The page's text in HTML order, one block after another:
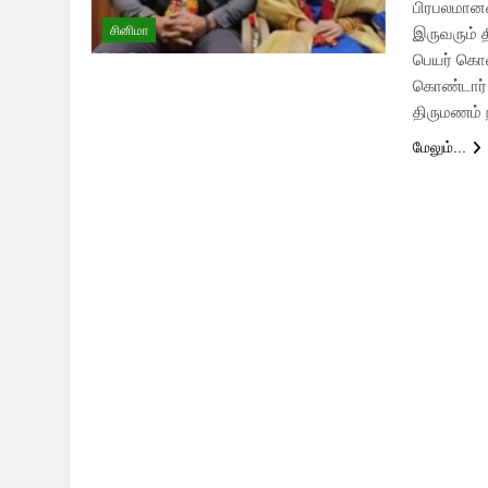
சினிமா
பெயர்
கொண்டார்.
திருமணம்
மேலும்...